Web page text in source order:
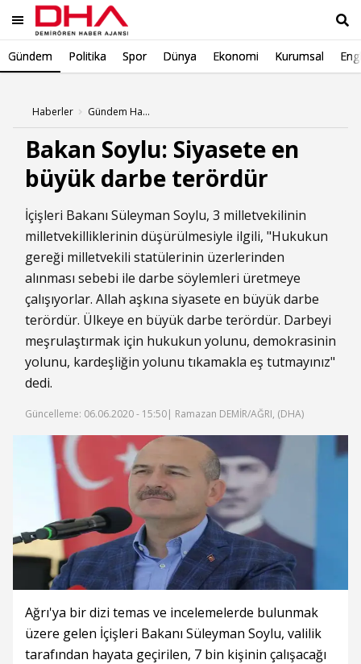
Gündem Politika Spor Dünya Ekonomi Kurumsal
Haberler Gündem Haberleri
Bakan Soylu: Siyasete en
büyük darbe terördür
İçişleri Bakanı Süleyman Soylu, 3 milletvekilinin
milletvekilliklerinin düşürülmesiyle ilgili, "Hukukun
gereği milletvekili statülerinin üzerlerinden
alınması sebebi ile darbe söylemleri üretmeye
çalışıyorlar. Allah aşkına siyasete en büyük darbe
terördür. Ülkeye en büyük darbe terördür. Darbeyi
meşrulaştırmak için hukukun yolunu, demokrasinin
yolunu, kardeşliğin yolunu tıkamakla eş tutmayınız"
dedi.
Güncelleme: 06.06.2020 - 15:50| Ramazan DEMİR/AĞRI, (DHA)
Ağrı'ya bir dizi temas ve incelemelerde bulunmak
üzere gelen İçişleri Bakanı Süleyman Soylu, valilik
tarafından hayata geçirilen, 7 bin kişinin çalışacağı